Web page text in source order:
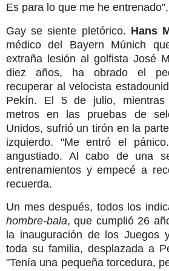
Es para lo que me he
Gay se siente pletórico. Hans
médico del Bayern Múnich
extraña lesión al golfista José
diez años, ha obrado el
recuperar al velocista
Pekín. El 5 de julio, mientras
metros en las pruebas de
Unidos, sufrió un tirón en la
izquierdo. "Me entró el
angustiado. Al cabo de una
entrenamientos y empecé a
recuerda.
Un mes después, todos los
hombre-bala, que cumplió 26
la inauguración de los Juegos
toda su familia, desplazada a
"Tenía una pequeña torcedura,